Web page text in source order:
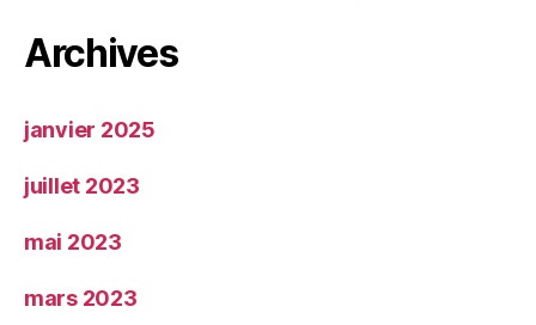
Archives
janvier 2025
juillet 2023
mai 2023
mars 2023